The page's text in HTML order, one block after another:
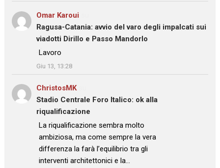
Omar Karoui
Ragusa-Catania: avvio del varo degli impalcati sui
viadotti Dirillo e Passo Mandorlo
: “Lavoro
”
Giu 13, 13:28
ChristosMKsu
Stadio Centrale Foro Italico: ok alla
riqualificazione
: “La riqualificazione sembra molto
ambiziosa, ma come sempre la vera
differenza la farà l’equilibrio tra gli
interventi architettonici e la…
”